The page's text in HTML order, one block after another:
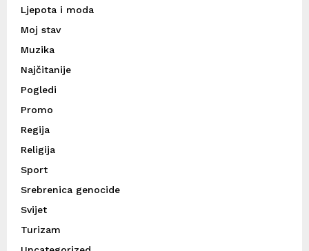
Ljepota i moda
Moj stav
Muzika
Najčitanije
Pogledi
Promo
Regija
Religija
Sport
Srebrenica genocide
Svijet
Turizam